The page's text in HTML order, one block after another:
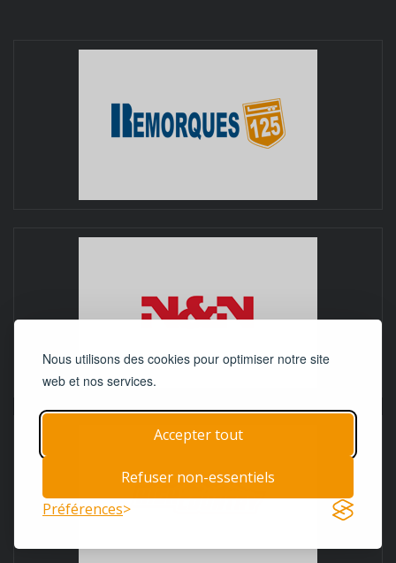
Nous utilisons des cookies pour optimiser notre site
web et nos services.
Accepter tout
Refuser non-essentiels
Préférences